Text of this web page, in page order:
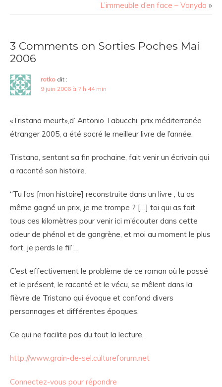
L’immeuble d’en face – Vanyda »
3 Comments on Sorties Poches Mai
2006
rotko dit :
9 juin 2006 à 7 h 44 min
«Tristano meurt»,d’ Antonio Tabucchi, prix méditerranée
étranger 2005, a été sacré le meilleur livre de l’année.
Tristano, sentant sa fin prochaine, fait venir un écrivain qui
a raconté son histoire.
“Tu l’as [mon histoire] reconstruite dans un livre , tu as
même gagné un prix, je me trompe ? […] toi qui as fait
tous ces kilomètres pour venir ici m’écouter dans cette
odeur de phénol et de gangrène, et moi au moment le plus
fort, je perds le fil”…
C’est effectivement le problème de ce roman où le passé
et le présent, le raconté et le vécu, se mêlent dans la
fièvre de Tristano qui évoque et confond divers
personnages et différentes époques.
Ce qui ne facilite pas du tout la lecture.
http://www.grain-de-sel.cultureforum.net
Connectez-vous pour répondre